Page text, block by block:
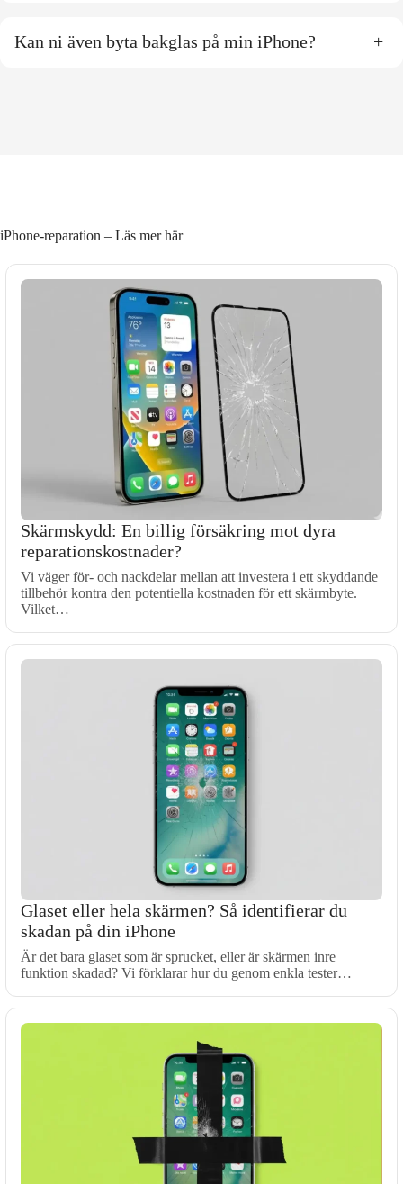
Kan ni även byta bakglas på min iPhone? +
iPhone-reparation – Läs mer här
Skärmskydd: En billig försäkring mot dyra
reparationskostnader?
Vi väger för- och nackdelar mellan att investera i ett skyddande
tillbehör kontra den potentiella kostnaden för ett skärmbyte.
Vilket…
Glaset eller hela skärmen? Så identifierar du
skadan på din iPhone
Är det bara glaset som är sprucket, eller är skärmen inre
funktion skadad? Vi förklarar hur du genom enkla tester…